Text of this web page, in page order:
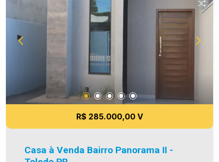
se em casa!** *As informações aqui prestadas
são consideradas verdadeiras. No entanto,
reservamo-nos o direito de corrigir eventuais
erros de digitação e/ou ortografia, bem como
alterar valores e imagens sem aviso prévio.
Fotos meramente ilustrativas.*
R$ 285.000,00 V
Casa à Venda Bairro Panorama II -